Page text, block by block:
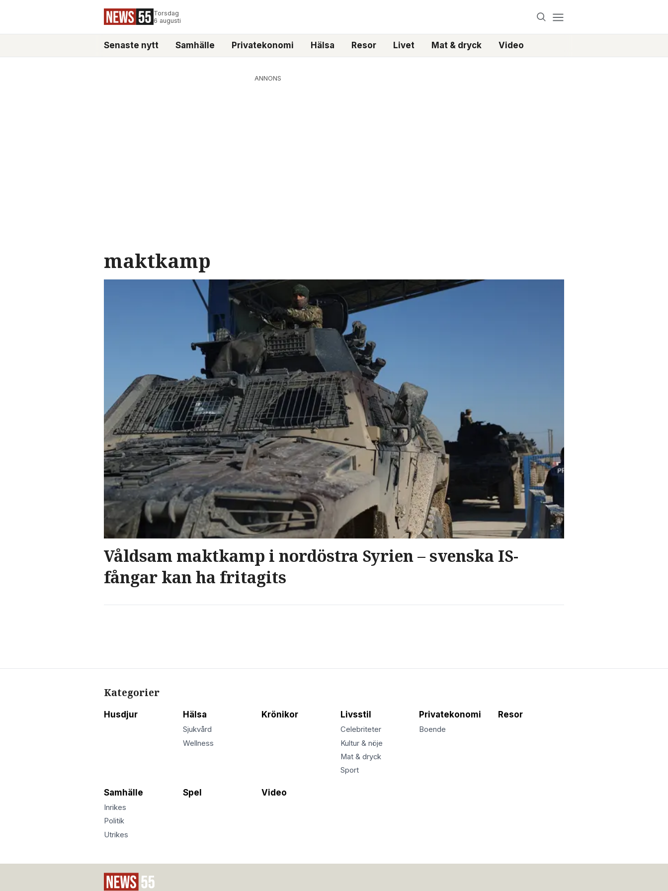
Torsdag
6 augusti
Senaste nytt Samhälle Privatekonomi Hälsa Resor Livet Mat & dryck Video
ANNONS
maktkamp
Våldsam maktkamp i nordöstra Syrien – svenska IS-
fångar kan ha fritagits
Kategorier
Husdjur Hälsa
Sjukvård
Wellness
Krönikor Livsstil
Celebriteter
Kultur & nöje
Mat & dryck
Sport
Privatekonomi
Boende
Resor
Samhälle
Inrikes
Politik
Utrikes
Spel Video